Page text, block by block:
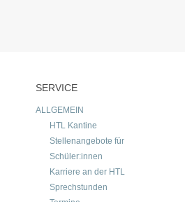
SERVICE
ALLGEMEIN
HTL Kantine
Stellenangebote für
Schüler:innen
Karriere an der HTL
Sprechstunden